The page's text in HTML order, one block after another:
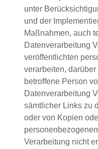
unter
und der
Maßnahmen, auch
Datenverarbeitung
veröffentlichten
verarbeiten,
betroffene Person
Datenverarbeitung
sämtlicher Links zu
oder von Kopien
Verarbeitung nicht